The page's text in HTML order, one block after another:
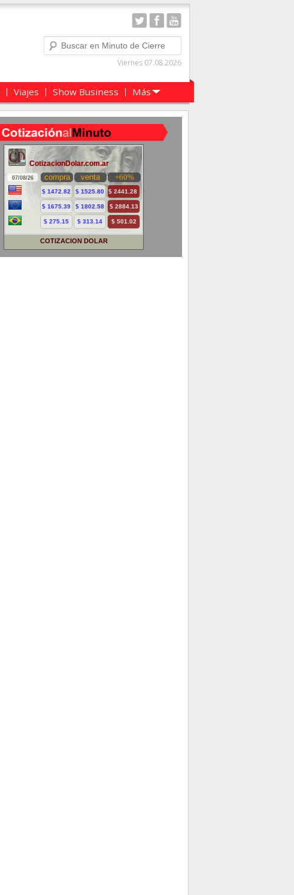
Viernes 07.08.2026
Buscar
Viajes Show Business Más
COTIZACION DOLAR